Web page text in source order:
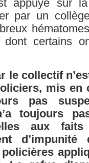
appuyé sur
par un
certains
le collectif
mis en
pas
toujours
aux